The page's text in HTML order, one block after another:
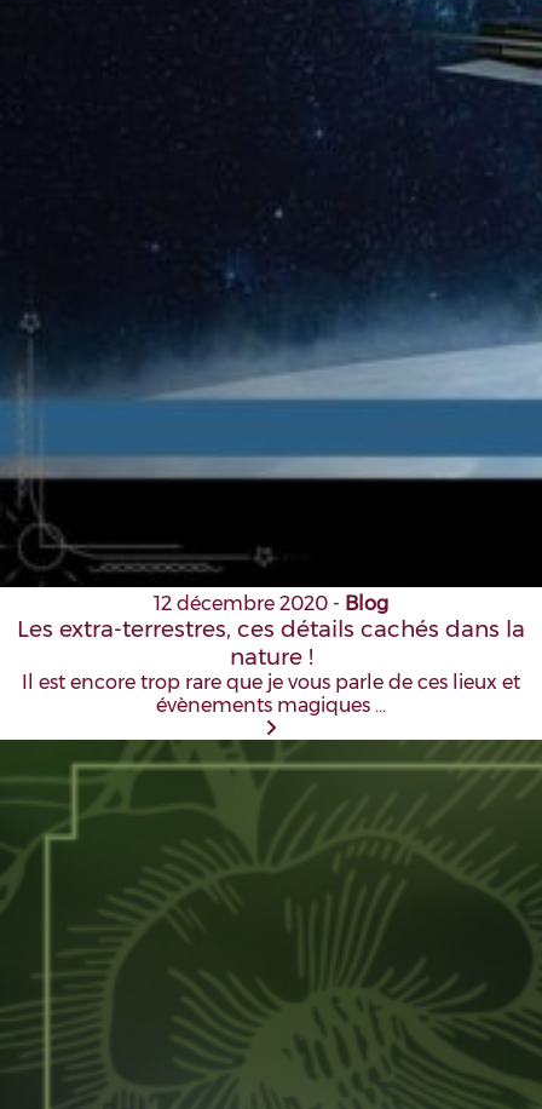
12 décembre 2020 - Blog
Les extra-terrestres, ces détails cachés dans la
nature !
Il est encore trop rare que je vous parle de ces lieux et
évènements magiques …